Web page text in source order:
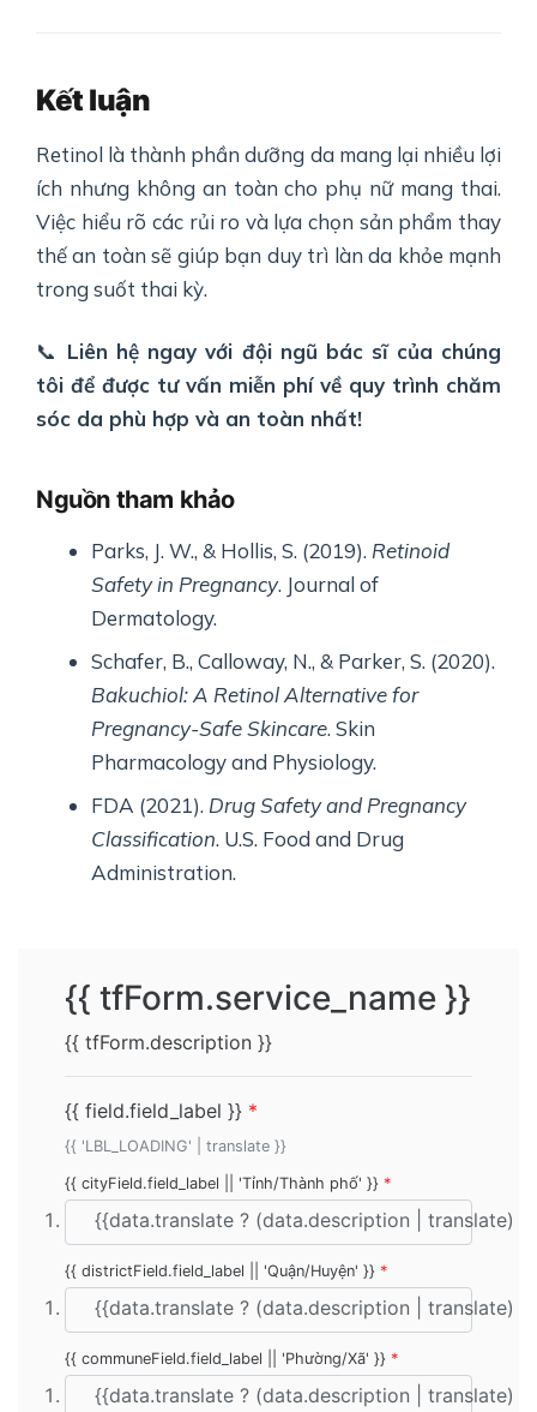
Kết luận
Retinol là thành phần dưỡng da mang lại nhiều lợi
ích nhưng không an toàn cho phụ nữ mang thai.
Việc hiểu rõ các rủi ro và lựa chọn sản phẩm thay
thế an toàn sẽ giúp bạn duy trì làn da khỏe mạnh
trong suốt thai kỳ.
📞 Liên hệ ngay với đội ngũ bác sĩ của chúng
tôi để được tư vấn miễn phí về quy trình chăm
sóc da phù hợp và an toàn nhất!
Nguồn tham khảo
Parks, J. W., & Hollis, S. (2019). Retinoid
Safety in Pregnancy. Journal of
Dermatology.
Schafer, B., Calloway, N., & Parker, S. (2020).
Bakuchiol: A Retinol Alternative for
Pregnancy-Safe Skincare. Skin
Pharmacology and Physiology.
FDA (2021). Drug Safety and Pregnancy
Classification. U.S. Food and Drug
Administration.